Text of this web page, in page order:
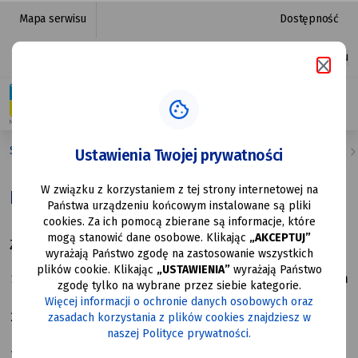
przejdź do nawigacji strony
przejdź do treści strony
przejdź do stopki strony
Pojemniki
i worki
|
Urząd
Miasta
Mysłowice
Mapa serwisu Dostępność
Ułatwienia dostępu
Platforma zakupowa
Strona główna Strefa Mieszkańca Gospodarka odpadami
Pojemniki i worki
Zabudowa jednorodzinna:
Papier – worki koloru niebieskiego oznaczone napisem
„Papier”
Metale i tworzywa sztuczne – worki koloru żółtego
oznaczone napisem „Metale i tworzywa sztuczne”
Ustawienia Twojej prywatności
W związku z korzystaniem z tej strony internetowej na
Państwa urządzeniu końcowym instalowane są pliki
cookies. Za ich pomocą zbierane są informacje, które
mogą stanowić dane osobowe. Klikając „AKCEPTUJ”
wyrażają Państwo zgodę na zastosowanie wszystkich
plików cookie. Klikając „USTAWIENIA”wyrażają Państwo
zgodę tylko na wybrane przez siebie kategorie.
Więcej informacji o ochronie danych osobowych oraz
zasadach korzystania z plików cookies znajdziesz w
naszej Polityce prywatności.